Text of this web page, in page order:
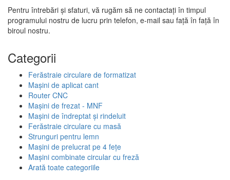
Pentru întrebări și sfaturi, vă rugăm să ne contactați în timpul
programului nostru de lucru prin telefon, e-mail sau față în față în
biroul nostru.
Categorii
Ferăstraie circulare de formatizat
Mașini de aplicat cant
Router CNC
Mașini de frezat - MNF
Mașini de îndreptat și rindeluit
Ferăstraie circulare cu masă
Strunguri pentru lemn
Mașini de prelucrat pe 4 fețe
Mașini combinate circular cu freză
Arată toate categoriile